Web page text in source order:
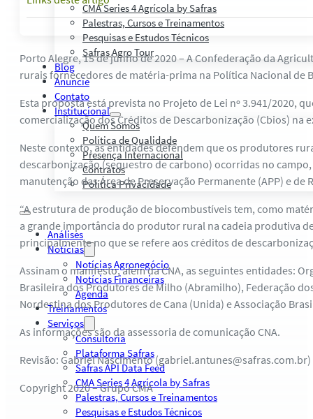
CMA Series 4 Agrícola by Safras
Palestras, Cursos e Treinamentos
Pesquisas e Estudos Técnicos
Safras Agro Tour
Blog
Anuncie
Contato
Institucional
Quem Somos
Política de Qualidade
Presença Internacional
Contratos
Política Privacidade
Análises
Notícias
Notícias Agronegócio
Notícias Financeiras
Agenda
Treinamentos
Serviços
Consultoria
Plataforma Safras
Safras API Data Feed
CMA Series 4 Agrícola by Safras
Palestras, Cursos e Treinamentos
Pesquisas e Estudos Técnicos
Porto Alegre, 15 de junho de 2020 – A Confederação da
rurais fornecedores de matéria-prima na Política Nacional de
Esta proposta está prevista no Projeto de Lei nº 3.941/2020,
comercialização dos Créditos de Descarbonização (Cbios)
Neste contexto, as entidades defendem que os produtores
descarbonização (sequestro de carbono) ocorridas no
manutenção das Área de Preservação Permanente (APP) e de
“A estrutura de produção de biocombustíveis tem, como
a grande importância do produtor rural na cadeia produtiva
principalmente no que se refere aos créditos de
Assinam o manifesto, além da CNA, as seguintes entidades:
Brasileira dos Produtores de Milho (Abramilho), Federação
Nordestina dos Produtores de Cana (Unida) e Associação
As informações são da assessoria de comunicação CNA.
Revisão: Gabriel Nascimento (gabriel.antunes@safras.com.br)
Copyright 2020 – Grupo CMA